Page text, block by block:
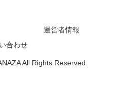
運営者情報
合わせ
All Rights Reserved.